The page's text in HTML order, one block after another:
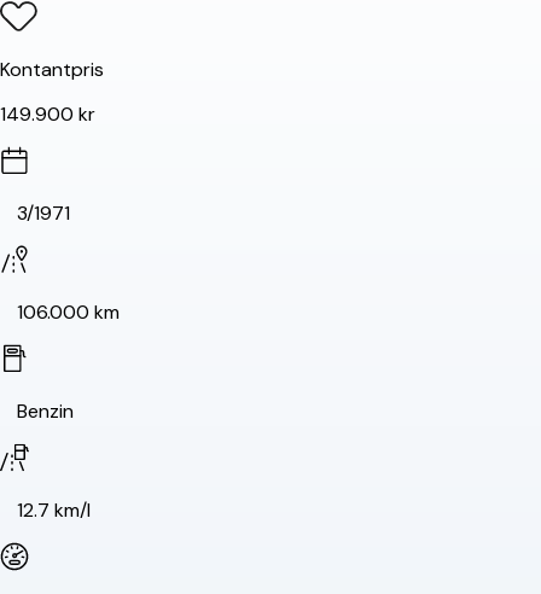
Kontantpris
149.900 kr
3/1971
106.000 km
Benzin
12.7 km/l